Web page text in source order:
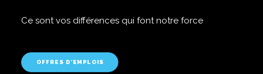
Ce sont vos différences qui font notre force
OFFRES D'EMPLOIS